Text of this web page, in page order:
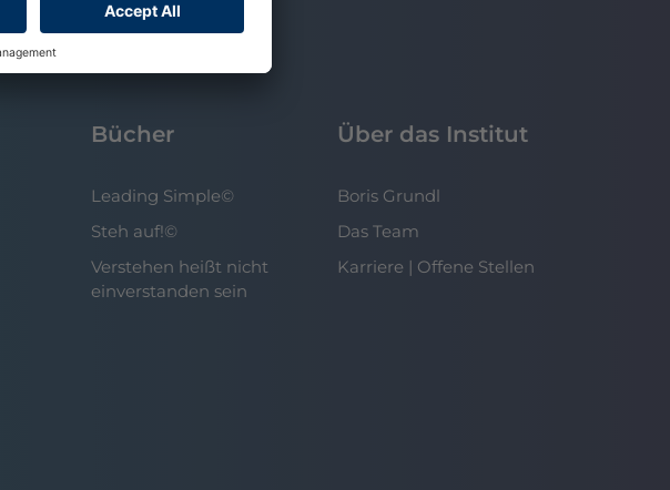
Bücher
Leading Simple©
Steh auf!©
Verstehen heißt nicht
einverstanden sein
Über das Institut
Boris Grundl
Das Team
Karriere | Offene Stellen